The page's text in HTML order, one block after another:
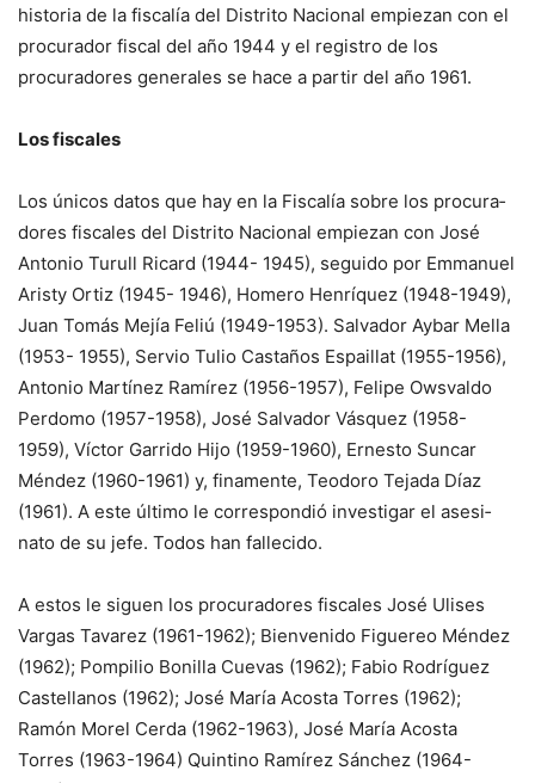
historia de la fis­calía del Distrito Nacional em­piezan con el
procurador fiscal del año 1944 y el registro de los
procuradores generales se hace a partir del año 1961.
Los fiscales
Los únicos datos que hay en la Fiscalía sobre los procura­
dores fiscales del Distrito Na­cional empiezan con José
Antonio Turull Ricard (1944- 1945), seguido por Em­manuel
Aristy Ortiz (1945- 1946), Homero Henríquez (1948-1949),
Juan Tomás Mejía Feliú (1949-1953). Sal­vador Aybar Mella
(1953- 1955), Servio Tulio Casta­ños Espaillat (1955-1956),
Antonio Martínez Ramírez (1956-1957), Felipe Owsval­do
Perdomo (1957-1958), Jo­sé Salvador Vásquez (1958-
1959), Víctor Garrido Hijo (1959-1960), Ernesto Suncar
Méndez (1960-1961) y, fina­mente, Teodoro Tejada Díaz
(1961). A este último le co­rrespondió investigar el asesi­
nato de su jefe. Todos han fa­llecido.
A estos le siguen los procura­dores fiscales José Ulises
Vargas Tavarez (1961-1962); Bienve­nido Figuereo Méndez
(1962); Pompilio Bonilla Cuevas (1962); Fabio Rodríguez
Caste­llanos (1962); José María Acos­ta Torres (1962);
Ramón Morel Cerda (1962-1963), José Ma­ría Acosta
Torres (1963-1964) Quintino Ramírez Sánchez (1964-